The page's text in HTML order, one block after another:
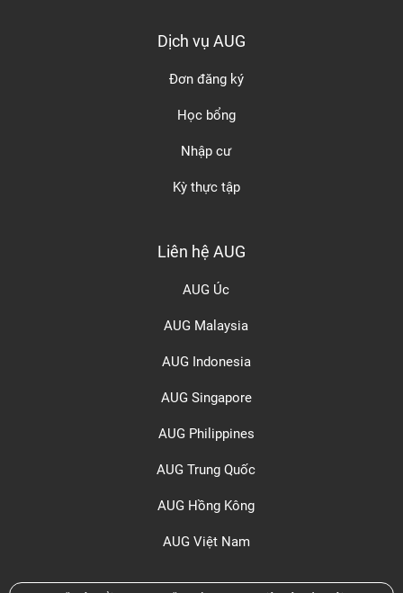
Dịch vụ AUG
Đơn đăng ký
Học bổng
Nhập cư
Kỳ thực tập
Liên hệ AUG
AUG Úc
AUG Malaysia
AUG Indonesia
AUG Singapore
AUG Philippines
AUG Trung Quốc
AUG Hồng Kông
AUG Việt Nam